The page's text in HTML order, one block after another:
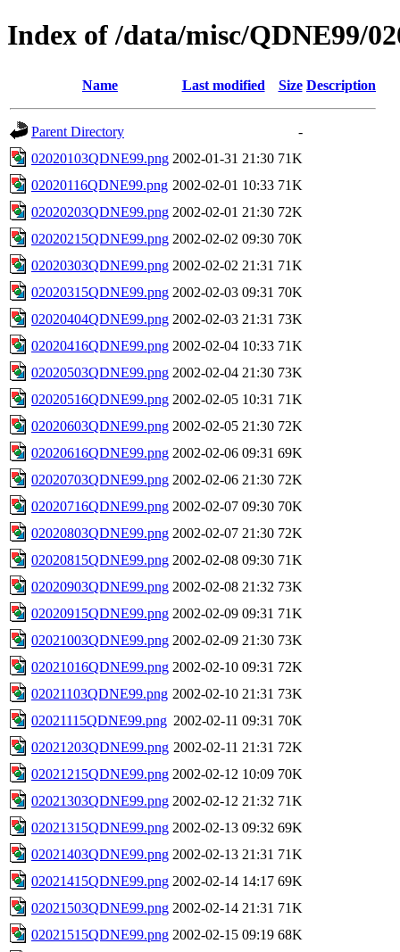
Index of /data/misc/QDNE99/
Name Last modified Size Description
Parent Directory
-
02020103QDNE99.png 2002-01-31 21:30 71K
02020116QDNE99.png 2002-02-01 10:33 71K
02020203QDNE99.png 2002-02-01 21:30 72K
02020215QDNE99.png 2002-02-02 09:30 70K
02020303QDNE99.png 2002-02-02 21:31 71K
02020315QDNE99.png 2002-02-03 09:31 70K
02020404QDNE99.png 2002-02-03 21:31 73K
02020416QDNE99.png 2002-02-04 10:33 71K
02020503QDNE99.png 2002-02-04 21:30 73K
02020516QDNE99.png 2002-02-05 10:31 71K
02020603QDNE99.png 2002-02-05 21:30 72K
02020616QDNE99.png 2002-02-06 09:31 69K
02020703QDNE99.png 2002-02-06 21:30 72K
02020716QDNE99.png 2002-02-07 09:30 70K
02020803QDNE99.png 2002-02-07 21:30 72K
02020815QDNE99.png 2002-02-08 09:30 71K
02020903QDNE99.png 2002-02-08 21:32 73K
02020915QDNE99.png 2002-02-09 09:31 71K
02021003QDNE99.png 2002-02-09 21:30 73K
02021016QDNE99.png 2002-02-10 09:31 72K
02021103QDNE99.png 2002-02-10 21:31 73K
02021115QDNE99.png 2002-02-11 09:31 70K
02021203QDNE99.png 2002-02-11 21:31 72K
02021215QDNE99.png 2002-02-12 10:09 70K
02021303QDNE99.png 2002-02-12 21:32 71K
02021315QDNE99.png 2002-02-13 09:32 69K
02021403QDNE99.png 2002-02-13 21:31 71K
02021415QDNE99.png 2002-02-14 14:17 69K
02021503QDNE99.png 2002-02-14 21:31 71K
02021515QDNE99.png 2002-02-15 09:19 68K